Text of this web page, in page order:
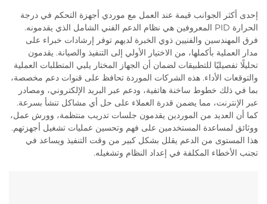
إحدى أكثر الجوانب قيمة عند العمل مع موردي أجهزة التحكم في درجة
الحرارة PID المعروفين هي نظام الدعم الفني الشامل الذي يقدمونه.
فرق المهندسين والفنيين ذوي الخبرة لديهم توفر إرشادات خبراء على
مدار العملية بأكملها، من الاختيار الأولي إلى التنفيذ والصيانة. يقدمون
تحليلًا تفصيليًا للتطبيقات لضمان أن الجهاز المختار يلبي المتطلبات العملية
والتوقعات الأداء. هذه الشركات الموردة تحافظ على قنوات دعم مخصصة،
بما في ذلك خطوط ساخنة هاتفية، ودعم عبر البريد الإلكتروني، ومصادر
عبر الإنترنت، مما يضمن قدرة العملاء على حل أي مشاكل تنشأ بسرعة.
كما أن العديد من الموردين يقدمون جلسات تدريب منتظمة، وورش عمل،
ووثائق لمساعدة المستخدمين على فهم وتحسين عمليات تشغيل أجهزتهم.
هذا المستوى من الدعم يقلل بشكل كبير من وقت التنفيذ ويساعد في
تجنب الأخطاء المكلفة في إعداد النظام وتشغيله.